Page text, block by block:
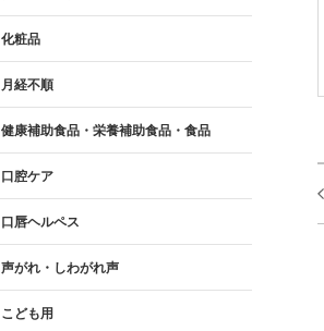
化粧品
月経不順
健康補助食品・栄養補助食品・食品
口腔ケア
口唇ヘルペス
声がれ・しわがれ声
こども用